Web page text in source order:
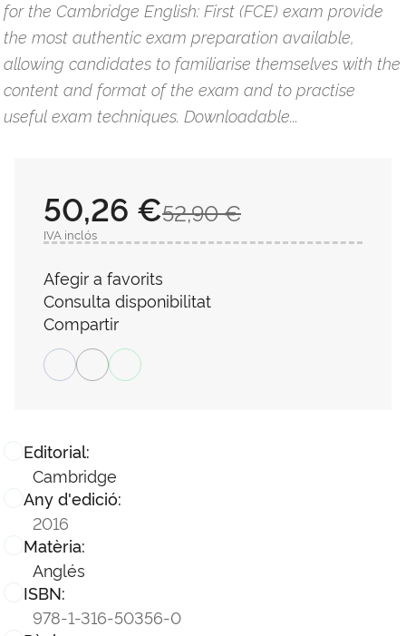
for the Cambridge English: First (FCE) exam provide
the most authentic exam preparation available,
allowing candidates to familiarise themselves with the
content and format of the exam and to practise
useful exam techniques. Downloadable...
Editorial:
Cambridge
Any d'edició:
2016
Matèria:
Anglés
ISBN:
978-1-316-50356-0
52,90 €
50,26 €
IVA inclós
Afegir a favorits
Consulta disponibilitat
Compartir